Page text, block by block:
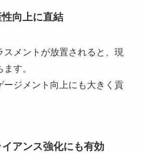
向上に直結
スメントが放置されると、現
す。
ージメント向上にも大きく貢
アンス強化にも有効